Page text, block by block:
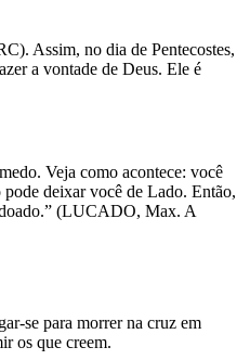
Assim, no dia de Pentecostes,
a vontade de Deus. Ele é
Veja como acontece: você
pode deixar você de Lado. Então,
(LUCADO, Max. A
se para morrer na cruz em
os que creem.